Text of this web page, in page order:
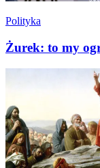
Polityka
Żurek: to my